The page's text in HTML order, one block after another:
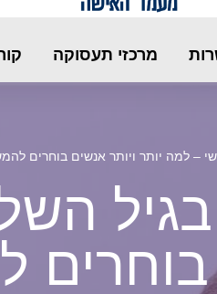
מרכזי תעסוקה
– למה יותר ויותר אנשים בוחרים